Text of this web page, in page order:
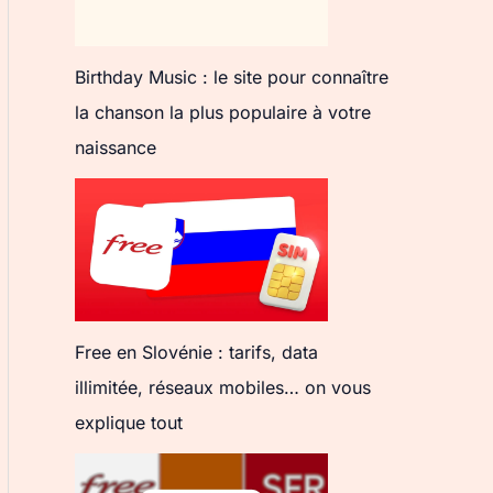
Birthday Music : le site pour connaître
la chanson la plus populaire à votre
naissance
Free en Slovénie : tarifs, data
illimitée, réseaux mobiles… on vous
explique tout